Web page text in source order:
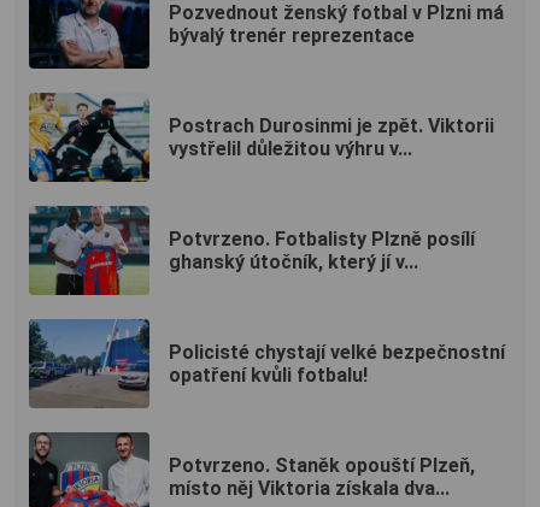
Pozvednout ženský fotbal v Plzni má
bývalý trenér reprezentace
Postrach Durosinmi je zpět. Viktorii
vystřelil důležitou výhru v...
Potvrzeno. Fotbalisty Plzně posílí
ghanský útočník, který jí v...
Policisté chystají velké bezpečnostní
opatření kvůli fotbalu!
Potvrzeno. Staněk opouští Plzeň,
místo něj Viktoria získala dva...